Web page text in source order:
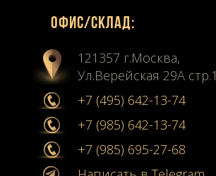
Офиc/склад:
121357 г.Москва,
Ул.Верейская 29А стр.1
+7 (495) 642-13-74
+7 (985) 642-13-74
+7 (985) 695-27-68